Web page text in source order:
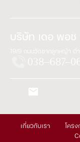
บริษัท เดอ พอ
19/9 ถนนวัดซากลูกหญ้า ตำ
เกี่ยวกับเรา โครง